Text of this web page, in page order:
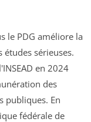
le PDG améliore la
études sérieuses.
en 2024
des
publiques. En
fédérale de